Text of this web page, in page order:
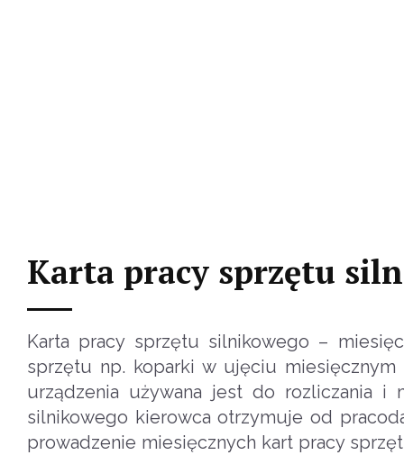
Karta pracy sprzętu
Karta pracy sprzętu silnikowego –
sprzętu np. koparki w ujęciu
urządzenia używana jest do rozliczania i
silnikowego kierowca otrzymuje od
prowadzenie miesięcznych kart pracy